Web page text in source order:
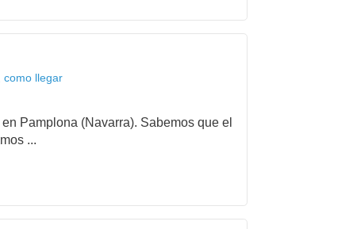
como llegar
Pamplona (Navarra). Sabemos que el
...